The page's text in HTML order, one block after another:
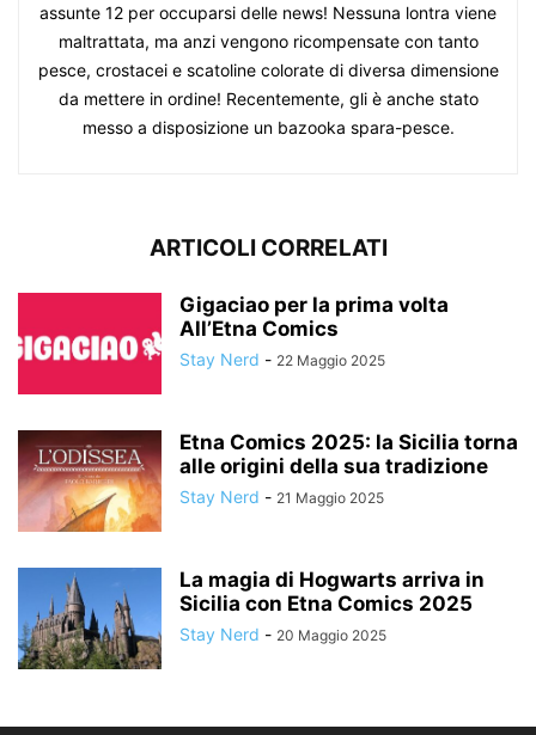
assunte 12 per occuparsi delle news! Nessuna lontra viene
maltrattata, ma anzi vengono ricompensate con tanto
pesce, crostacei e scatoline colorate di diversa dimensione
da mettere in ordine! Recentemente, gli è anche stato
messo a disposizione un bazooka spara-pesce.
ARTICOLI CORRELATI
Gigaciao per la prima volta
All’Etna Comics
Stay Nerd - 22 Maggio 2025
Etna Comics 2025: la Sicilia torna
alle origini della sua tradizione
Stay Nerd - 21 Maggio 2025
La magia di Hogwarts arriva in
Sicilia con Etna Comics 2025
Stay Nerd - 20 Maggio 2025